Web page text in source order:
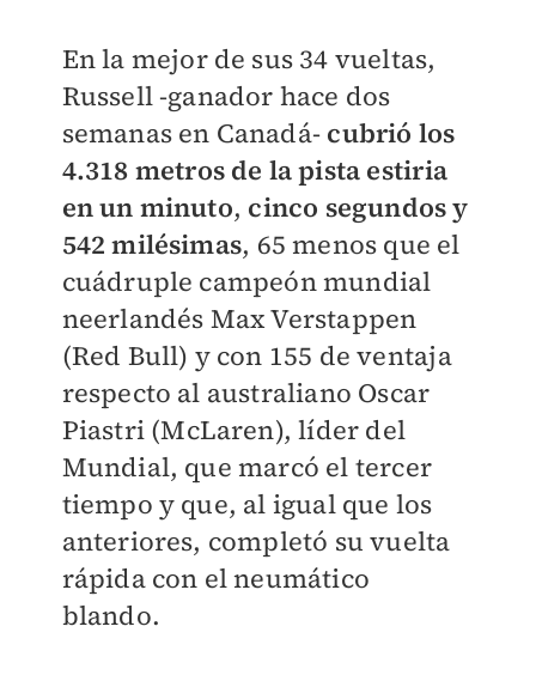
En la mejor de sus 34 vueltas,
Russell -ganador hace dos
semanas en Canadá- cubrió los
4.318 metros de la pista estiria
en un minuto, cinco segundos y
542 milésimas, 65 menos que el
cuádruple campeón mundial
neerlandés Max Verstappen
(Red Bull) y con 155 de ventaja
respecto al australiano Oscar
Piastri (McLaren), líder del
Mundial, que marcó el tercer
tiempo y que, al igual que los
anteriores, completó su vuelta
rápida con el neumático
blando.